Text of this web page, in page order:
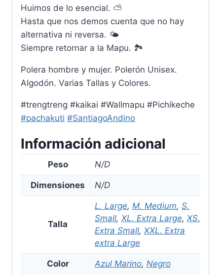
Huimos de lo esencial. ⛅
Hasta que nos demos cuenta que no hay
alternativa ni reversa. 🌤️
Siempre retornar a la Mapu. 🏞
Polera hombre y mujer. Polerón Unisex.
Algodón. Varias Tallas y Colores.
#trengtreng #kaikai #Wallmapu #Pichikeche
#pachakuti #SantiagoAndino
Información adicional
Peso N/D
Dimensiones N/D
Talla
L. Large, M. Medium, S.
Small, XL. Extra Large, XS.
Extra Small, XXL. Extra
extra Large
Color Azul Marino, Negro